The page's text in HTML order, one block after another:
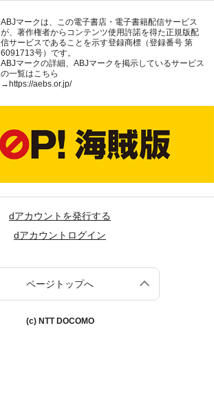
ABJマークは、この電子書店・電子書籍配信サービス
が、著作権者からコンテンツ使用許諾を得た正規版配
信サービスであることを示す登録商標（登録番号 第
6091713号）です。
ABJマークの詳細、ABJマークを掲示しているサービス
の一覧はこちら
→https://aebs.or.jp/
dアカウントを発行する
dアカウントログイン
ページトップへ
(c) NTT DOCOMO